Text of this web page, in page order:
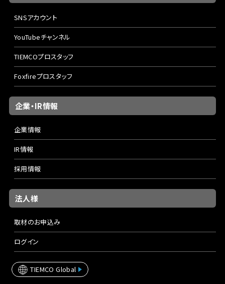
SNSアカウント
YouTubeチャンネル
TIEMCOプロスタッフ
Foxfireプロスタッフ
企業・IR情報
企業情報
IR情報
採用情報
法人様
取材のお申込み
ログイン
TIEMCO Global